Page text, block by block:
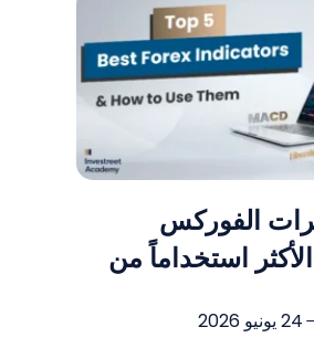
الفوركس
استخداماً من
24 يونيو 2026